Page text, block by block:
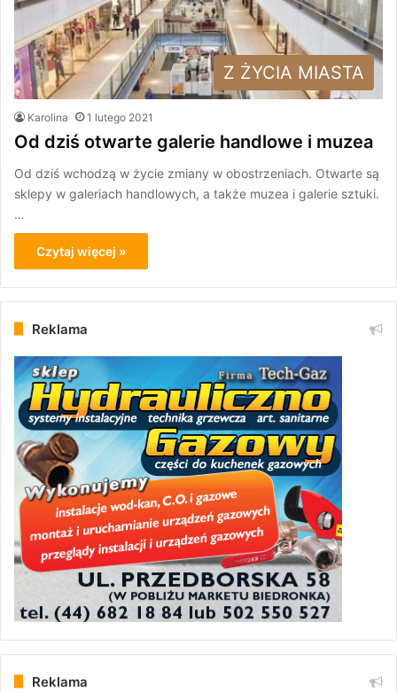
Z ŻYCIA MIASTA
Karolina 1 lutego 2021
Od dziś otwarte galerie handlowe i muzea
Od dziś wchodzą w życie zmiany w obostrzeniach. Otwarte są
sklepy w galeriach handlowych, a także muzea i galerie sztuki.
…
Czytaj więcej »
Reklama
Reklama